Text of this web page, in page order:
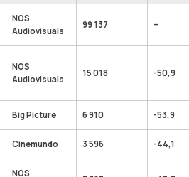
NOS
Audiovisuais
99 137 –
NOS
Audiovisuais
15 018 -50,9
Big Picture 6 910 -53,9
Cinemundo 3 596 -44,1
NOS